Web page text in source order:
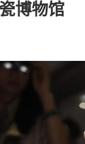
博物馆